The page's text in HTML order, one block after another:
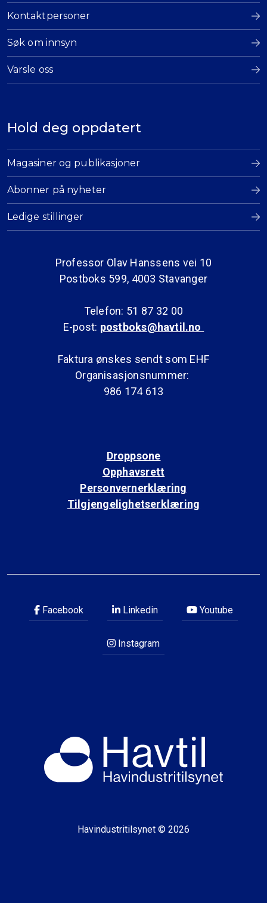
Kontaktpersoner
Søk om innsyn
Varsle oss
Hold deg oppdatert
Magasiner og publikasjoner
Abonner på nyheter
Ledige stillinger
Professor Olav Hanssens vei 10
Postboks 599, 4003 Stavanger
Telefon: 51 87 32 00
E-post: postboks@havtil.no
Faktura ønskes sendt som EHF
Organisasjonsnummer:
986 174 613
Droppsone
Opphavsrett
Personvernerklæring
Tilgjengelighetserklæring
Facebook Linkedin Youtube
Instagram
Havindustritilsynet © 2026